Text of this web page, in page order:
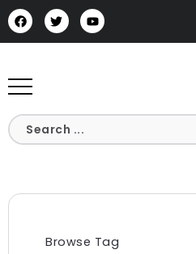
Browse Tag